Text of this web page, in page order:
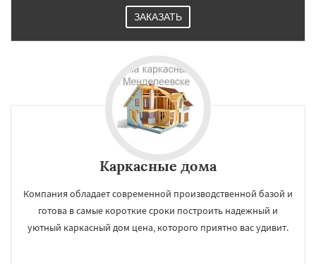
ЗАКАЗАТЬ
Каркасные дома
Компания обладает современной производственной базой и
готова в самые короткие сроки построить надежный и
уютный каркасный дом цена, которого приятно вас удивит.